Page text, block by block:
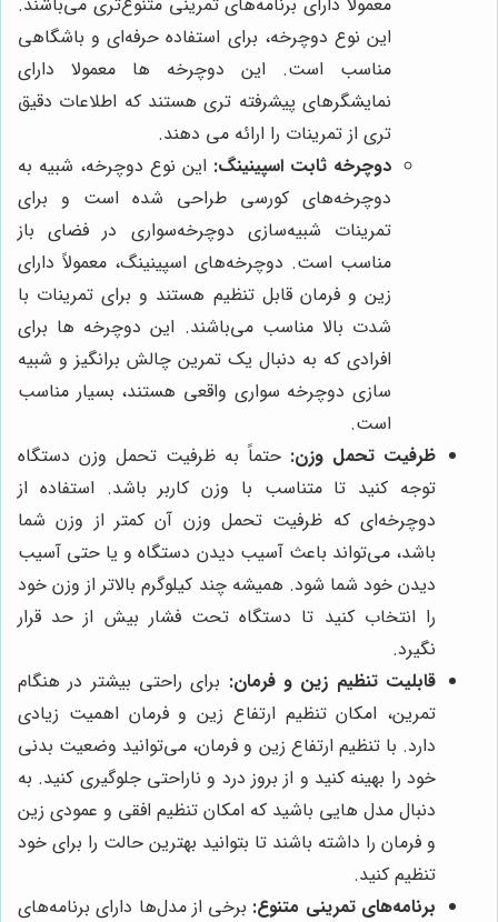
این نوع دوچرخه، برای استفاده حرفه‌ای و باشگاهی
مناسب است. این دوچرخه ها معمولا دارای
نمایشگرهای پیشرفته تری هستند که اطلاعات دقیق
تری از تمرینات را ارائه می دهند.
دوچرخه ثابت اسپینینگ: این نوع دوچرخه، شبیه به
دوچرخه‌های کورسی طراحی شده است و برای
تمرینات شبیه‌سازی دوچرخه‌سواری در فضای باز
مناسب است. دوچرخه‌های اسپینینگ، معمولاً دارای
زین و فرمان قابل تنظیم هستند و برای تمرینات با
شدت بالا مناسب می‌باشند. این دوچرخه ها برای
افرادی که به دنبال یک تمرین چالش برانگیز و شبیه
سازی دوچرخه سواری واقعی هستند، بسیار مناسب
است.
ظرفیت تحمل وزن: حتماً به ظرفیت تحمل وزن دستگاه
توجه کنید تا متناسب با وزن کاربر باشد. استفاده از
دوچرخه‌ای که ظرفیت تحمل وزن آن کمتر از وزن شما
باشد، می‌تواند باعث آسیب دیدن دستگاه و یا حتی آسیب
دیدن خود شما شود. همیشه چند کیلوگرم بالاتر از وزن خود
را انتخاب کنید تا دستگاه تحت فشار بیش از حد قرار
نگیرد.
قابلیت تنظیم زین و فرمان: برای راحتی بیشتر در هنگام
تمرین، امکان تنظیم ارتفاع زین و فرمان اهمیت زیادی
دارد. با تنظیم ارتفاع زین و فرمان، می‌توانید وضعیت بدنی
خود را بهینه کنید و از بروز درد و ناراحتی جلوگیری کنید. به
دنبال مدل هایی باشید که امکان تنظیم افقی و عمودی زین
و فرمان را داشته باشند تا بتوانید بهترین حالت را برای خود
تنظیم کنید.
برنامه‌های تمرینی متنوع: برخی از مدل‌ها دارای برنامه‌های